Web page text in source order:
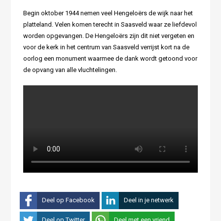
Begin oktober 1944nemen veel Hengeloërs de wijk naar het
platteland. Velen komen terecht in Saasveld waar ze liefdevol
worden opgevangen. De Hengeloërs zijn dit niet vergeten en
voor de kerk in het centrum van Saasveld verrijst kort na de
oorlog een monument waarmee de dank wordt getoond voor
de opvang van alle vluchtelingen.
Deel op Facebook Deel in je netwerk